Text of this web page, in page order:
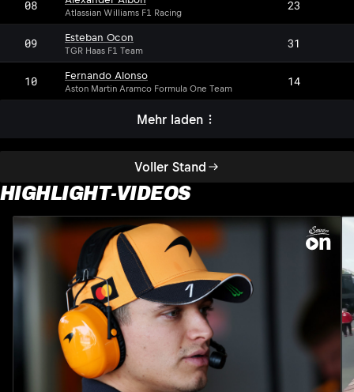
Voller Stand
08 Atlassian Williams F1 Racing 23
09 Esteban Ocon
TGR Haas F1 Team 31
10 Fernando Alonso
Aston Martin Aramco Formula One Team 14
Mehr laden
HIGHLIGHT-VIDEOS